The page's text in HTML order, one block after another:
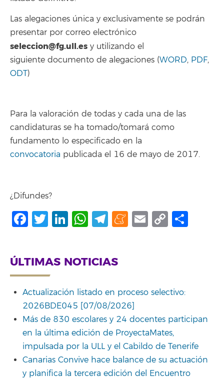
Las alegaciones única y exclusivamente se podrán
presentar por correo electrónico
seleccion@fg.ull.es y utilizando el
siguiente documento de alegaciones (WORD, PDF,
ODT)
Para la valoración de todas y cada una de las
candidaturas se ha tomado/tomará como
fundamento lo especificado en la
convocatoria publicada el 16 de mayo de 2017.
¿Difundes?
Facebook
Twitter
LinkedIn
WhatsApp
Telegram
Meneame
Email
Copy
ÚLTIMAS NOTICIAS
Actualización listado en proceso selectivo:
2026BDE045 [07/08/2026]
Más de 830 escolares y 24 docentes participan
en la última edición de ProyectaMates,
impulsada por la ULL y el Cabildo de Tenerife
Canarias Convive hace balance de su actuación
y planifica la tercera edición del Encuentro